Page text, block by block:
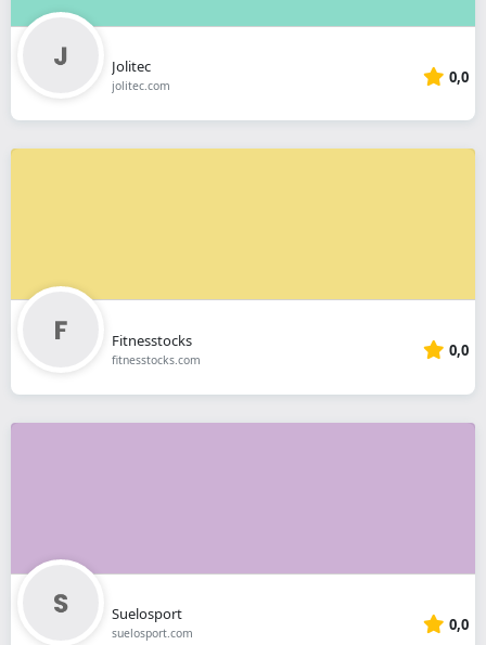
Jolitec
jolitec.com 0,0
Fitnesstocks
fitnesstocks.com 0,0
Suelosport
suelosport.com 0,0